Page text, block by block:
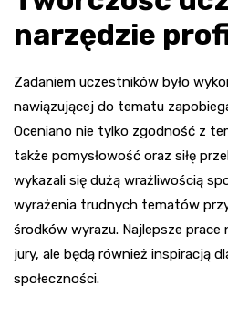
narzędzie
Zadaniem uczestników było
nawiązującej do tematu
Oceniano nie tylko zgodność z
także pomysłowość oraz siłę
wykazali się dużą wrażliwością
wyrażenia trudnych tematów
środków wyrazu. Najlepsze prace
jury, ale będą również inspiracją
społeczności.